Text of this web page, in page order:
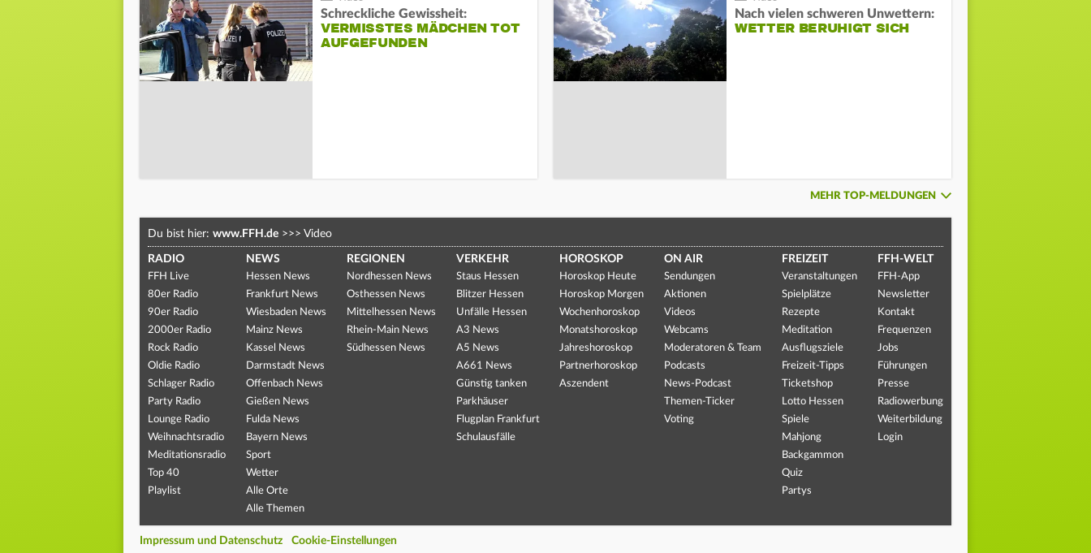
Schreckliche Gewissheit:
VERMISSTES MÄDCHEN TOT
AUFGEFUNDEN
Nach vielen schweren Unwettern:
WETTER BERUHIGT SICH
MEHR TOP-MELDUNGEN
Du bist hier: www.FFH.de >>> Video
RADIO
FFH Live
80er Radio
90er Radio
2000er Radio
Rock Radio
Oldie Radio
Schlager Radio
Party Radio
Lounge Radio
Weihnachtsradio
Meditationsradio
Top 40
Playlist
NEWS
Hessen News
Frankfurt News
Wiesbaden News
Mainz News
Kassel News
Darmstadt News
Offenbach News
Gießen News
Fulda News
Bayern News
Sport
Wetter
Alle Orte
Alle Themen
REGIONEN
Nordhessen News
Osthessen News
Mittelhessen News
Rhein-Main News
Südhessen News
VERKEHR
Staus Hessen
Blitzer Hessen
Unfälle Hessen
A3 News
A5 News
A661 News
Günstig tanken
Parkhäuser
Flugplan Frankfurt
Schulausfälle
HOROSKOP
Horoskop Heute
Horoskop Morgen
Wochenhoroskop
Monatshoroskop
Jahreshoroskop
Partnerhoroskop
Aszendent
ON AIR
Sendungen
Aktionen
Videos
Webcams
Moderatoren & Team
Podcasts
News-Podcast
Themen-Ticker
Voting
FREIZEIT
Veranstaltungen
Spielplätze
Rezepte
Meditation
Ausflugsziele
Freizeit-Tipps
Ticketshop
Lotto Hessen
Spiele
Mahjong
Backgammon
Quiz
Partys
FFH-WELT
FFH-App
Newsletter
Kontakt
Frequenzen
Jobs
Führungen
Presse
Radiowerbung
Weiterbildung
Login
Impressum und Datenschutz Cookie-Einstellungen